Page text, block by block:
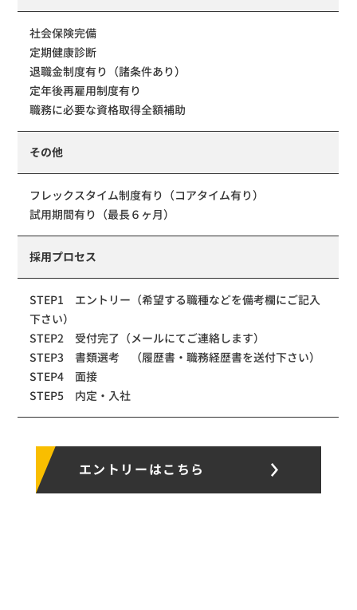
社会保険完備
定期健康診断
退職金制度有り（諸条件あり）
定年後再雇用制度有り
職務に必要な資格取得全額補助
その他
フレックスタイム制度有り（コアタイム有り）
試用期間有り（最長６ヶ月）
採用プロセス
STEP1 エントリー（希望する職種などを備考欄にご記入
下さい）
STEP2 受付完了（メールにてご連絡します）
STEP3 書類選考 （履歴書・職務経歴書を送付下さい）
STEP4 面接
STEP5 内定・入社
エントリーはこちら